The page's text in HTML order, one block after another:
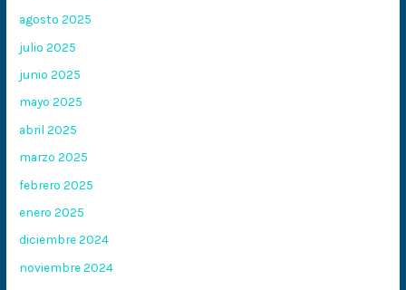
agosto 2025
julio 2025
junio 2025
mayo 2025
abril 2025
marzo 2025
febrero 2025
enero 2025
diciembre 2024
noviembre 2024